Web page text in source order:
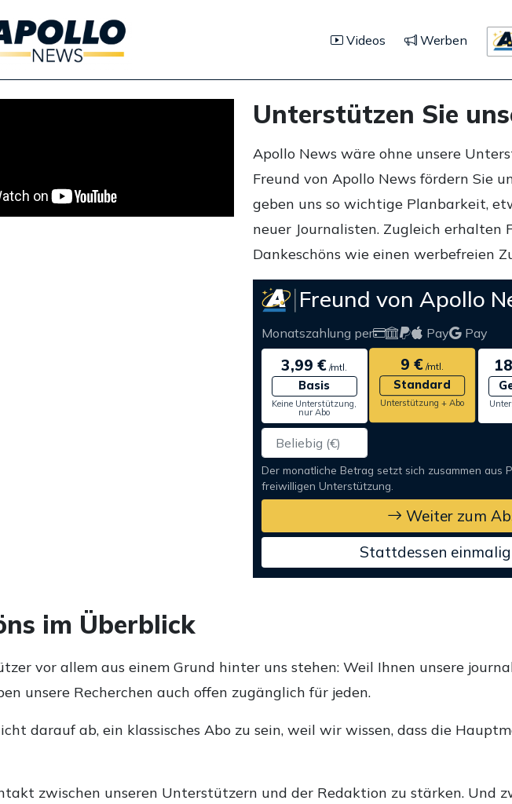
Videos Werben
Unterstützen Sie
Apollo News wäre ohne unsere
Freund von Apollo News fördern Sie
geben uns so wichtige Planbarkeit,
neuer Journalisten. Zugleich erhalten
Dankeschöns wie einen werbefreien
Freund von Apollo
Monatszahlung per Pay Pay
3,99 € /mtl.
Basis
Keine Unterstützung,
nur Abo
9 € /mtl.
Standard
Unterstützung + Abo
Der monatliche Betrag setzt sich zusammen aus
freiwilligen Unterstützung.
Weiter zum
Stattdessen
im Überblick
vor allem aus einem Grund hinter uns stehen: Weil Ihnen unsere
unsere Recherchen auch offen zugänglich für jeden.
darauf ab, ein klassisches Abo zu sein, weil wir wissen, dass die
zwischen unseren Unterstützern und der Redaktion zu stärken. Und